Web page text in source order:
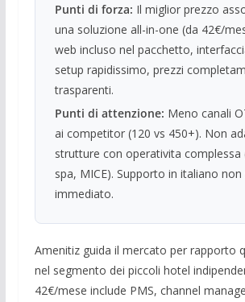
Punti di forza: Il miglior prezzo
una soluzione all-in-one (da 42€/
web incluso nel pacchetto,
setup rapidissimo, prezzi
trasparenti.
Punti di attenzione: Meno canali
ai competitor (120 vs 450+). Non
strutture con operativita complessa
spa, MICE). Supporto in italiano
immediato.
Amenitiz guida il mercato per rapporto
nel segmento dei piccoli hotel
42€/mese include PMS, channel